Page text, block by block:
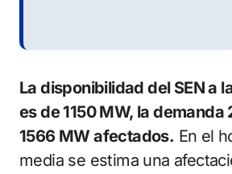
La disponibilidad del SEN a las 06:00 horas
es de 1150 MW, la
1566 MW afectados. En el
media se estima una